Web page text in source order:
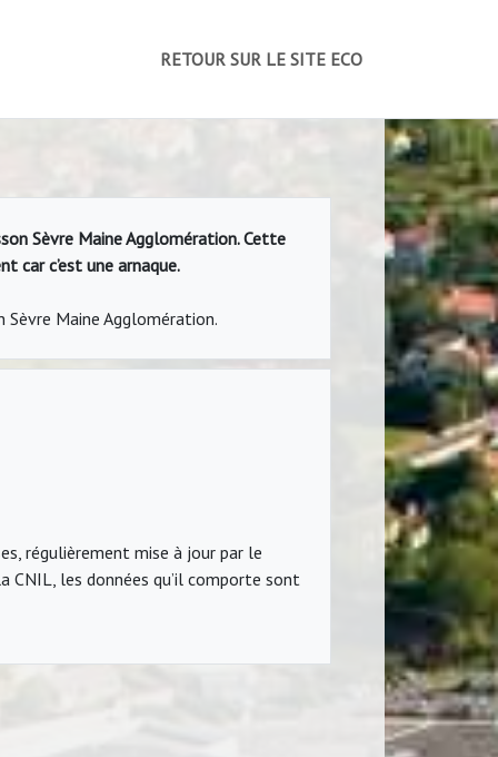
RETOUR SUR LE SITE ECO
Sèvre Maine Agglomération. Cette
car c’est une arnaque.
Maine Agglomération.
régulièrement mise à jour par le
CNIL, les données qu’il comporte sont